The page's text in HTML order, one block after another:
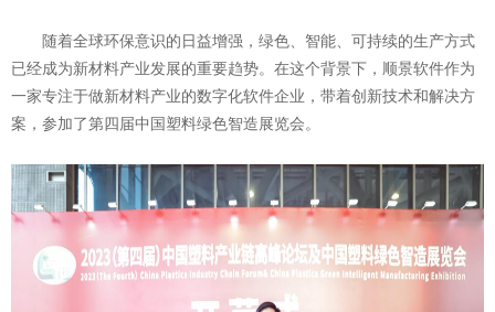
随着全球环保意识的日益增强，绿色、智能、可持续的生产方式
已经成为新材料产业发展的重要趋势。在这个背景下，顺景软件作为
一家专注于做新材料产业的数字化软件企业，带着创新技术和解决方
案，参加了第四届中国塑料绿色智造展览会。